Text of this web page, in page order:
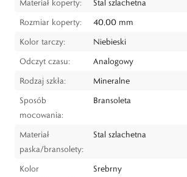
Materiał koperty:
Stal szlachetna
Rozmiar koperty:
40,00 mm
Kolor tarczy:
Niebieski
Odczyt czasu:
Analogowy
Rodzaj szkła:
Mineralne
Sposób
mocowania:
Bransoleta
Materiał
paska/bransolety:
Stal szlachetna
Kolor
Srebrny